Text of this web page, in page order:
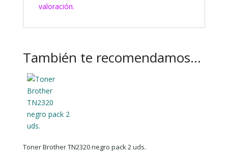
valoración.
También te recomendamos…
Toner Brother TN2320 negro pack 2 uds.